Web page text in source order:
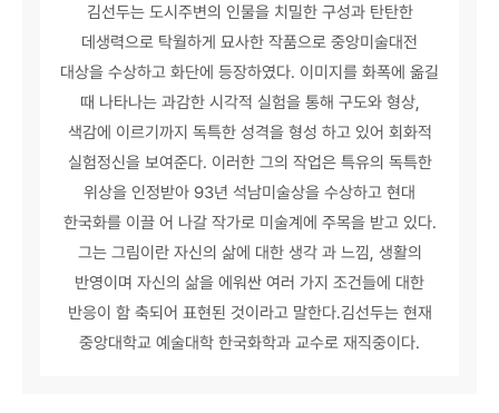
김선두는 도시주변의 인물을 치밀한 구성과 탄탄한
데생력으로 탁월하게 묘사한 작품으로 중앙미술대전
대상을 수상하고 화단에 등장하였다. 이미지를 화폭에 옮길
때 나타나는 과감한 시각적 실험을 통해 구도와 형상,
색감에 이르기까지 독특한 성격을 형성 하고 있어 회화적
실험정신을 보여준다. 이러한 그의 작업은 특유의 독특한
위상을 인정받아 93년 석남미술상을 수상하고 현대
한국화를 이끌 어 나갈 작가로 미술계에 주목을 받고 있다.
그는 그림이란 자신의 삶에 대한 생각 과 느낌, 생활의
반영이며 자신의 삶을 에워싼 여러 가지 조건들에 대한
반응이 함 축되어 표현된 것이라고 말한다.김선두는 현재
중앙대학교 예술대학 한국화학과 교수로 재직중이다.